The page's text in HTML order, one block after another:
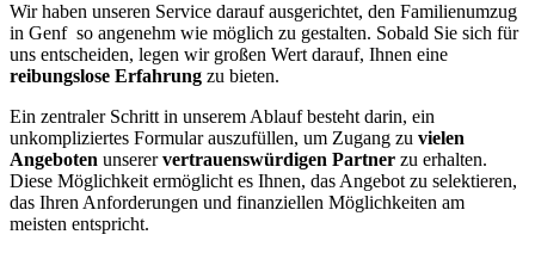
Wir haben unseren Service darauf ausgerichtet, den Familienumzug
in Genf ⁠ so angenehm wie möglich zu gestalten. Sobald Sie sich für
uns entscheiden, legen wir großen Wert darauf, Ihnen eine
reibungslose Erfahrung zu bieten.
Ein zentraler Schritt in unserem Ablauf besteht darin, ein
unkompliziertes Formular auszufüllen, um Zugang zu vielen
Angeboten unserervertrauenswürdigen Partner zu erhalten.
Diese Möglichkeit ermöglicht es Ihnen, das Angebot zu selektieren,
das Ihren Anforderungen und finanziellen Möglichkeiten am
meisten entspricht.